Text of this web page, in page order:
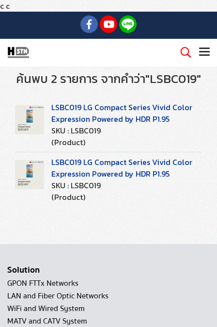
c c
ค้นพบ 2 รายการ จากคำว่า"LSBC019"
LSBC019 LG Compact Series Vivid Color
Expression Powered by HDR P1.95
SKU : LSBC019
(Product)
LSBC019 LG Compact Series Vivid Color
Expression Powered by HDR P1.95
SKU : LSBC019
(Product)
Solution
GPON FTTx Networks
LAN and Fiber Optic Networks
WiFi and Wired System
MATV and CATV System